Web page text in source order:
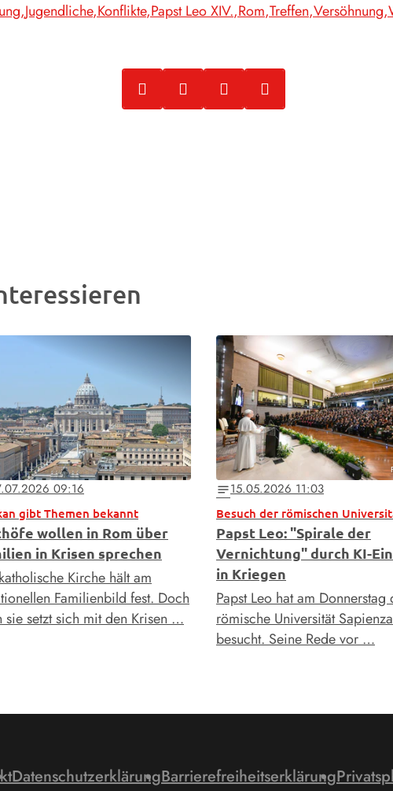
Jugendliche Konflikte Papst Leo XIV. Rom Treffen Versöhnung
09:16
gibt Themen bekannt
wollen in Rom über
in Krisen sprechen
Kirche hält am
Familienbild fest. Doch
sie setzt sich mit den Krisen …
notes15.05.2026 11:03
Papst Leo: "Spirale der
Vernichtung" durch KI-
in Kriegen
Papst Leo hat am Donnerstag
römische Universität Sapienza
besucht. Seine Rede vor …
DatenschutzerklärungBarrierefreiheitserklärung